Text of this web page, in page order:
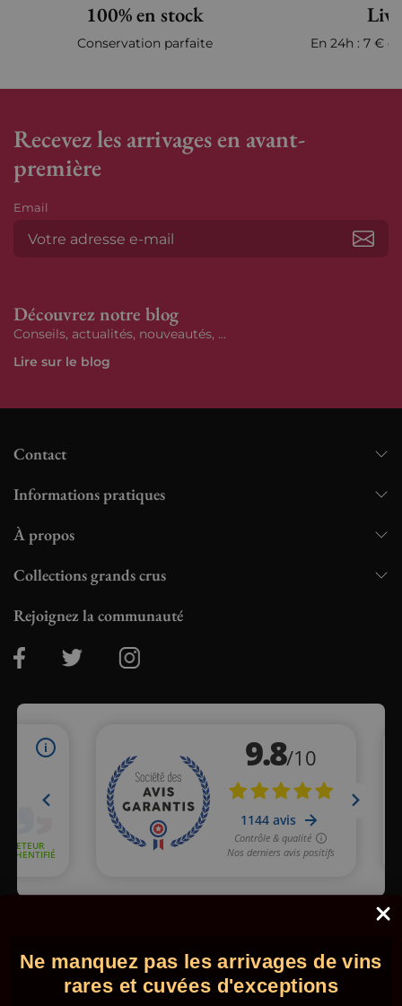
100% en stock
Conservation parfaite En 24h : 7 €
Recevez les arrivages en avant-
première
Email
Découvrez notre blog
Conseils, actualités, nouveautés, ...
Lire sur le blog
Contact
Informations pratiques
À propos
Collections grands crus
Rejoignez la communauté
© 2026 - Comptoir des Millésimes. Tous droits réservés.•
Mentions légales
CGV
Ne manquez pas les arrivages de vins
rares et cuvées d'exceptions